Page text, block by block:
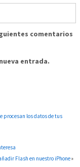
comentarios
entrada.
procesan los datos de tus
Flash en nuestro iPhone»